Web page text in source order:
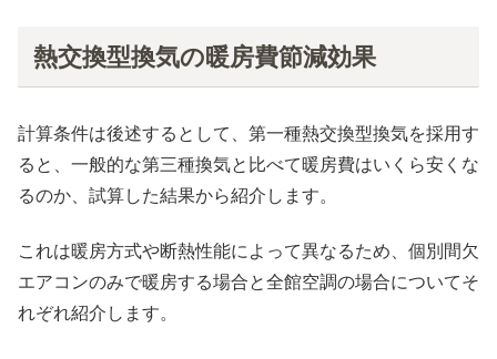
熱交換型換気の暖房費節減効果
計算条件は後述するとして、第一種熱交換型換気を採用す
ると、一般的な第三種換気と比べて暖房費はいくら安くな
るのか、試算した結果から紹介します。
これは暖房方式や断熱性能によって異なるため、個別間欠
エアコンのみで暖房する場合と全館空調の場合についてそ
れぞれ紹介します。